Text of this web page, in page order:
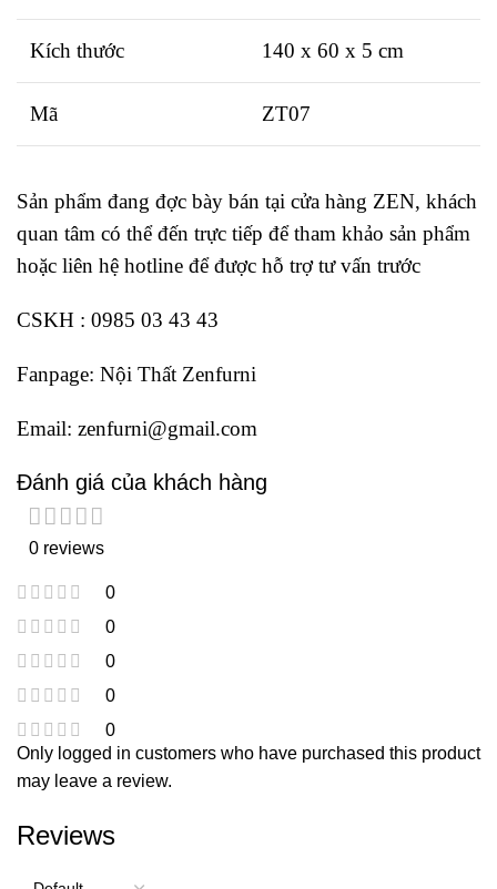
Kích thước 140 x 60 x 5 cm
Mã ZT07
Sản phẩm đang đợc bày bán tại cửa hàng ZEN, khách
quan tâm có thể đến trực tiếp để tham khảo sản phẩm
hoặc liên hệ hotline để được hỗ trợ tư vấn trước
CSKH : 0985 03 43 43
Fanpage: Nội Thất Zenfurni
Email: zenfurni@gmail.com
Đánh giá của khách hàng
0 reviews
0
0
0
0
0
Reviews
Only logged in customers who have purchased this product
may leave a review.